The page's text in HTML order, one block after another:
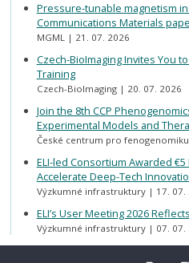
Pressure-tunable magnetism
Communications Materials
MGML 21. 07. 2026
Czech-BioImaging Invites You
Training
Czech-BioImaging 20. 07. 2026
Join the 8th CCP
Experimental Models and
České centrum pro fenogenomiku
ELI-led Consortium Awarded
Accelerate Deep-Tech
Výzkumné infrastruktury 17. 07.
ELI’s User Meeting 2026
Výzkumné infrastruktury 07. 07.